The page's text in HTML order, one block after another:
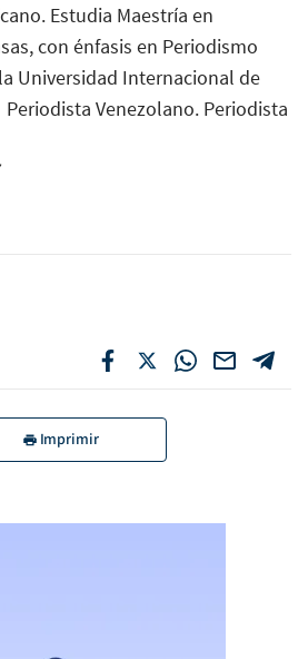
Estudia Maestría en
con énfasis en Periodismo
Universidad Internacional de
Venezolano. Periodista
Imprimir